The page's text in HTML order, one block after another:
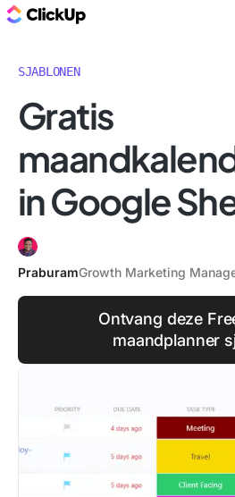
SJABLONEN
Gratis
in Google
PraburamGrowth Marketing
Ontvang deze
maandplanner